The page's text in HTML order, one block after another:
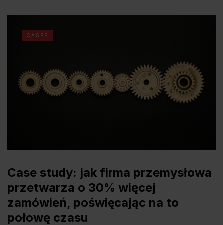
CASES
Case study: jak firma przemysłowa
przetwarza o 30% więcej
zamówień, poświęcając na to
połowę czasu